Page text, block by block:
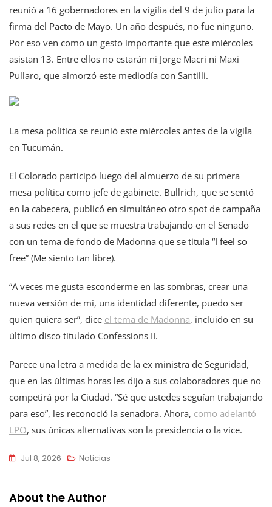
reunió a 16 gobernadores en la vigilia del 9 de julio para la
firma del Pacto de Mayo. Un año después, no fue ninguno.
Por eso ven como un gesto importante que este miércoles
asistan 13. Entre ellos no estarán ni Jorge Macri ni Maxi
Pullaro, que almorzó este mediodía con Santilli.
La mesa política se reunió este miércoles antes de la vigila
en Tucumán.
El Colorado participó luego del almuerzo de su primera
mesa política como jefe de gabinete. Bullrich, que se sentó
en la cabecera, publicó en simultáneo otro spot de campaña
a sus redes en el que se muestra trabajando en el Senado
con un tema de fondo de Madonna que se titula “I feel so
free” (Me siento tan libre).
“A veces me gusta esconderme en las sombras, crear una
nueva versión de mí, una identidad diferente, puedo ser
quien quiera ser”, dice el tema de Madonna, incluido en su
último disco titulado Confessions II.
Parece una letra a medida de la ex ministra de Seguridad,
que en las últimas horas les dijo a sus colaboradores que no
competirá por la Ciudad. “Sé que ustedes seguían trabajando
para eso”, les reconoció la senadora. Ahora, como adelantó
LPO, sus únicas alternativas son la presidencia o la vice.
Jul 8, 2026 Noticias
About the Author